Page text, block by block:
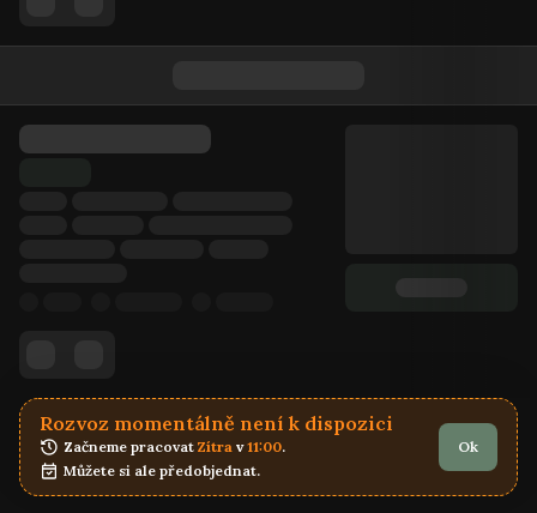
Rozvoz momentálně není k dispozici
Začneme pracovat Zítra v 11:00.
Můžete si ale předobjednat.
Ok